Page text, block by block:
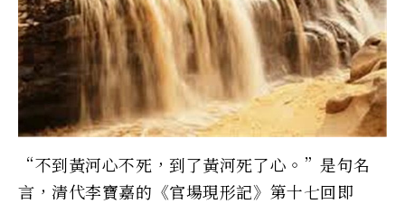
“不到黃河心不死，到了黃河死了心。”是句名
言，清代李寶嘉的《官場現形記》第十七回即